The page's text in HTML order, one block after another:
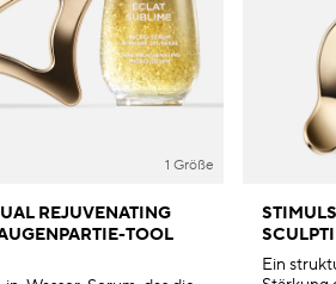
1 Größe
REJUVENATING
TOOL
Ein